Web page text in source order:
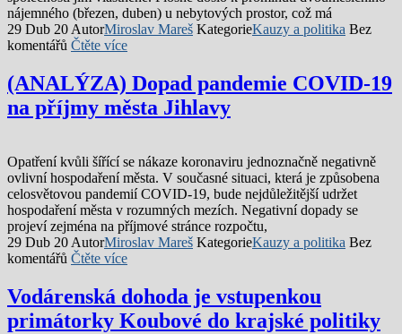
nájemného (březen, duben) u nebytových prostor, což má
29 Dub 20 AutorMiroslav Mareš KategorieKauzy a politika Bez
komentářů Čtěte více
(ANALÝZA) Dopad pandemie COVID-19
na příjmy města Jihlavy
Opatření kvůli šířící se nákaze koronaviru jednoznačně negativně
ovlivní hospodaření města. V současné situaci, která je způsobena
celosvětovou pandemií COVID-19, bude nejdůležitější udržet
hospodaření města v rozumných mezích. Negativní dopady se
projeví zejména na příjmové stránce rozpočtu,
29 Dub 20 AutorMiroslav Mareš KategorieKauzy a politika Bez
komentářů Čtěte více
Vodárenská dohoda je vstupenkou
primátorky Koubové do krajské politiky